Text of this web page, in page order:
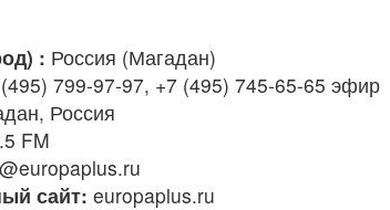
: Россия (Магадан)
799-97-97, +7 (495) 745-65-65 эфир
Россия
FM
сайт: europaplus.ru